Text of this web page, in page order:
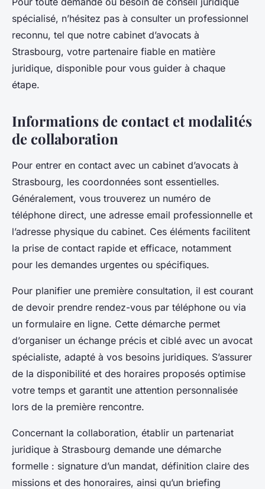
spécialisé, n’hésitez pas à consulter un professionnel
reconnu, tel que notre cabinet d’avocats à
Strasbourg, votre partenaire fiable en matière
juridique, disponible pour vous guider à chaque
étape.
Informations de contact et modalités
de collaboration
Pour entrer en contact avec un cabinet d’avocats à
Strasbourg, les coordonnées sont essentielles.
Généralement, vous trouverez un numéro de
téléphone direct, une adresse email professionnelle et
l’adresse physique du cabinet. Ces éléments facilitent
la prise de contact rapide et efficace, notamment
pour les demandes urgentes ou spécifiques.
Pour planifier une première consultation, il est courant
de devoir prendre rendez-vous par téléphone ou via
un formulaire en ligne. Cette démarche permet
d’organiser un échange précis et ciblé avec un avocat
spécialiste, adapté à vos besoins juridiques. S’assurer
de la disponibilité et des horaires proposés optimise
votre temps et garantit une attention personnalisée
lors de la première rencontre.
Concernant la collaboration, établir un partenariat
juridique à Strasbourg demande une démarche
formelle : signature d’un mandat, définition claire des
missions et des honoraires, ainsi qu’un briefing